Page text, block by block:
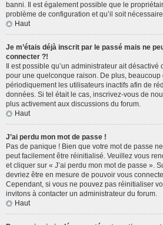
banni. Il est également possible que le
problème de configuration et qu’il soit
Haut
Je m’étais déjà inscrit par le passé mais ne
connecter ?!
Il est possible qu’un administrateur ait
pour une quelconque raison. De plus, beaucoup
périodiquement les utilisateurs inactifs afin de
données. Si tel était le cas, inscrivez-vous de
plus activement aux discussions du forum.
Haut
J’ai perdu mon mot de passe !
Pas de panique ! Bien que votre mot de passe
peut facilement être réinitialisé. Veuillez vous
et cliquer sur « J’ai perdu mon mot de passe ».
devriez être en mesure de pouvoir vous
Cependant, si vous ne pouvez pas réinitialiser
invitons à contacter un administrateur du forum.
Haut